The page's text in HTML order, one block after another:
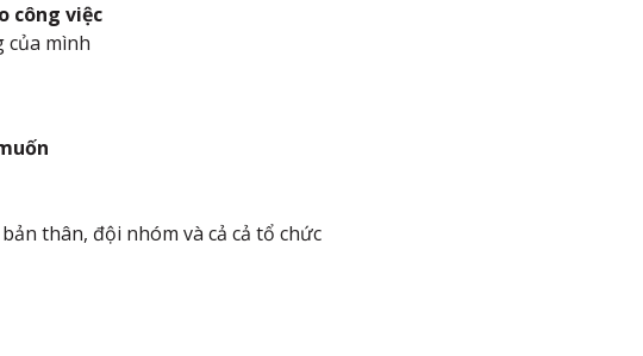
công việc
của mình
thân, đội nhóm và cả cả tổ chức